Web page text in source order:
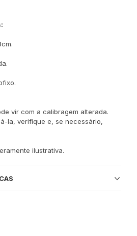
vir com a calibragem alterada.
la, verifique e, se necessário,
ilustrativa.